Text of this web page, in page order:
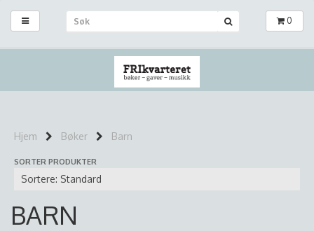
0
Hjem Bøker Barn
SORTER PRODUKTER
BARN